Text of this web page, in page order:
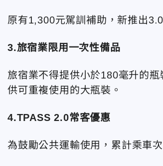
原有1,300元駕訓補助，新推出
3.旅宿業限用一次性備品
旅宿業不得提供小於180毫升的
供可重複使用的大瓶裝。
4.TPASS 2.0常客優惠
為鼓勵公共運輸使用，累計乘車